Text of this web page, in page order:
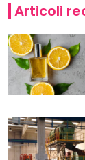
Articoli